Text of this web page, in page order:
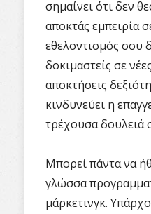
σημαίνει ότι δεν
αποκτάς εμπειρία
εθελοντισμός σου
δοκιμαστείς σε
αποκτήσεις
κινδυνεύει η
τρέχουσα δουλειά
Μπορεί πάντα να
γλώσσα
μάρκετινγκ.